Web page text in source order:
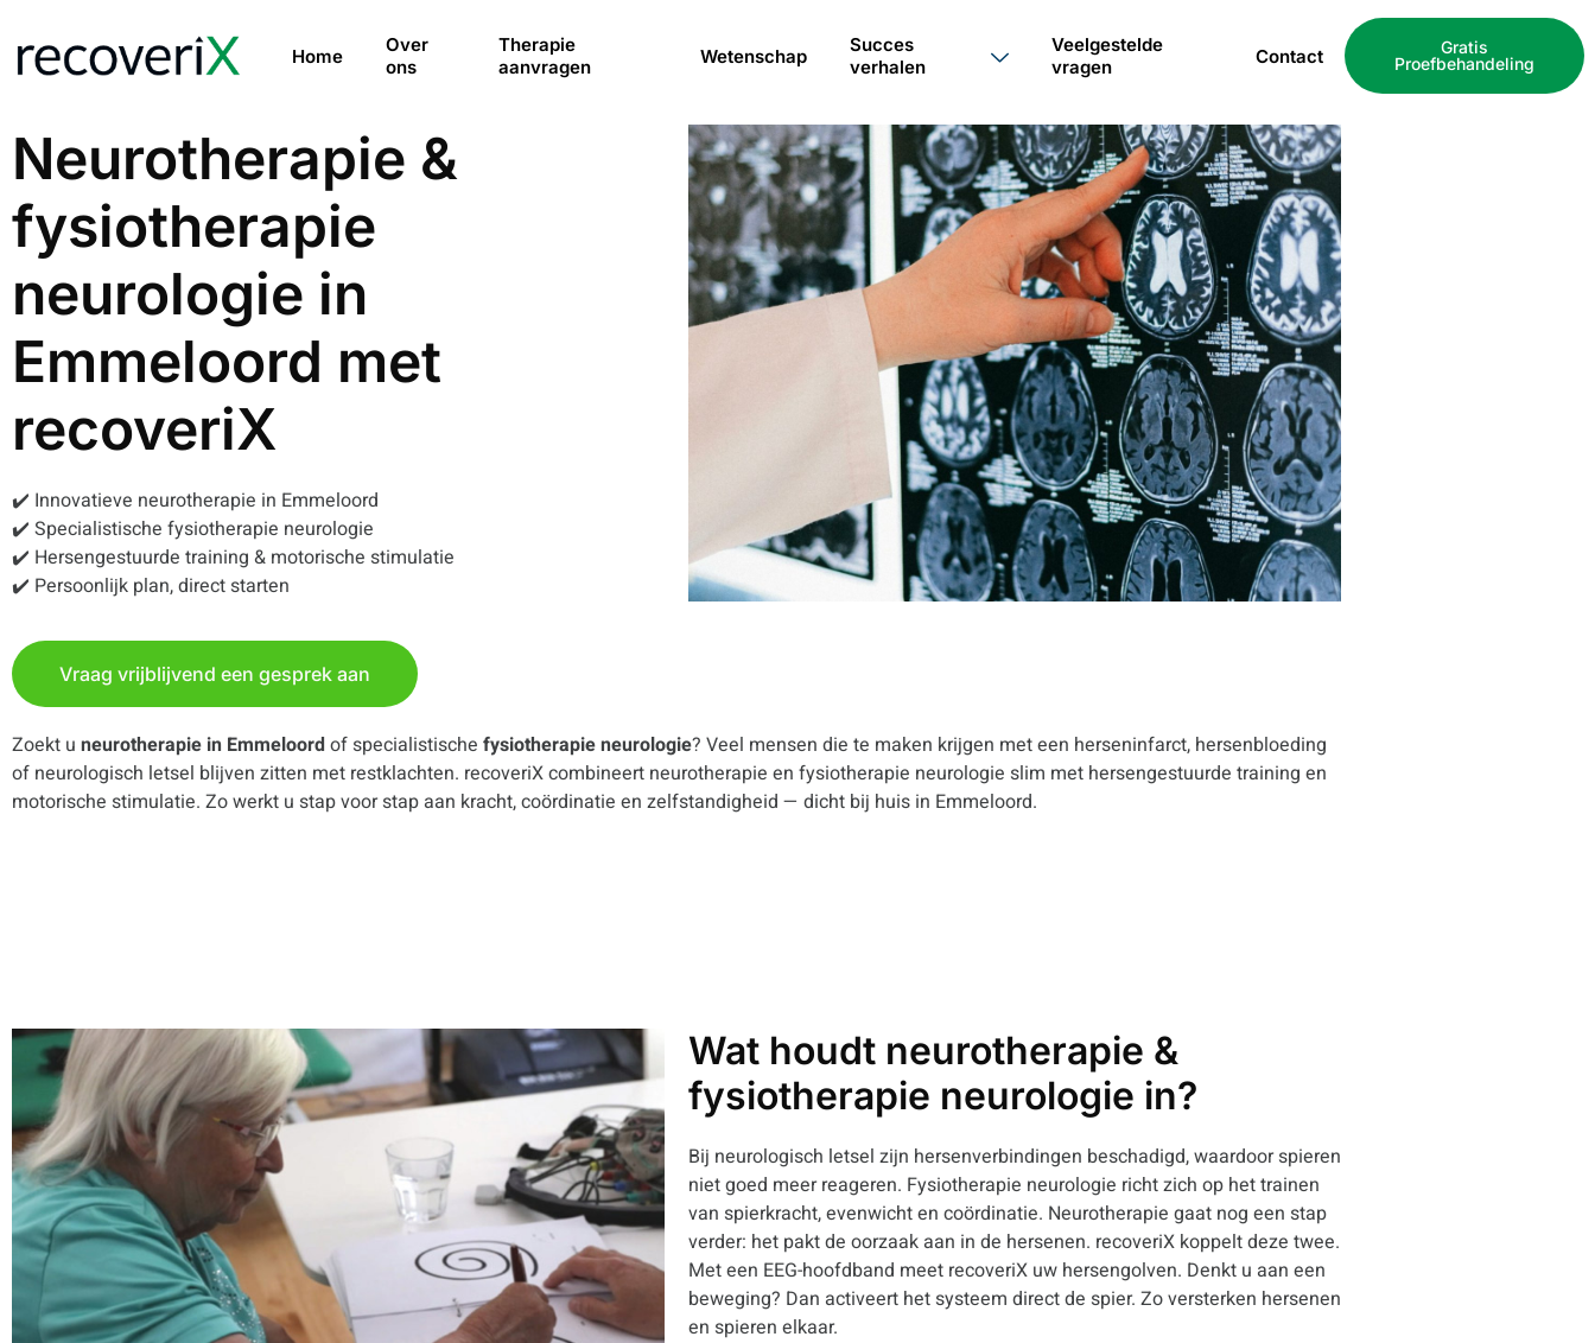
Home
Over
ons
Therapie
aanvragen
Wetenschap
Succes
verhalen
Veelgestelde
vragen
Contact
Gratis
Proefbehandeling
Neurotherapie &
fysiotherapie
neurologie in
Emmeloord met
recoveriX
✔️ Innovatieve neurotherapie in Emmeloord
✔️ Specialistische fysiotherapie neurologie
✔️ Hersengestuurde training & motorische stimulatie
✔️ Persoonlijk plan, direct starten
Vraag vrijblijvend een gesprek aan
Zoekt u neurotherapie in Emmeloordof specialistische fysiotherapie neurologie? Veel mensen die te maken krijgen met een herseninfarct, hersenbloeding
of neurologisch letsel blijven zitten met restklachten. recoveriX combineert neurotherapie en fysiotherapie neurologie slim met hersengestuurde training en
motorische stimulatie. Zo werkt u stap voor stap aan kracht, coördinatie en zelfstandigheid — dicht bij huis in Emmeloord.
Wat houdt neurotherapie &
fysiotherapie neurologie in?
Bij neurologisch letsel zijn hersenverbindingen beschadigd, waardoor spieren
niet goed meer reageren. Fysiotherapie neurologie richt zich op het trainen
van spierkracht, evenwicht en coördinatie. Neurotherapie gaat nog een stap
verder: het pakt de oorzaak aan in de hersenen. recoveriX koppelt deze twee.
Met een EEG-hoofdband meet recoveriX uw hersengolven. Denkt u aan een
beweging? Dan activeert het systeem direct de spier. Zo versterken hersenen
en spieren elkaar.